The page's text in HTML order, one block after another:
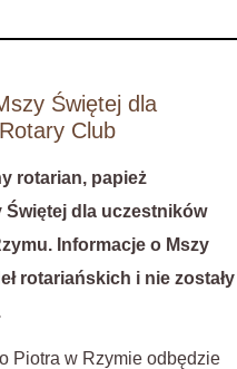
Świętej dla
Club
rotarian, papież
Świętej dla uczestników
Informacje o Mszy
rotariańskich i nie zostały
Piotra w Rzymie odbędzie